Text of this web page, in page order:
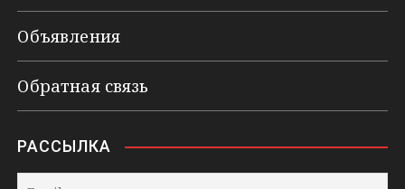
Объявления
Обратная связь
РАССЫЛКА